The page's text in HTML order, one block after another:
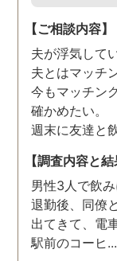
【ご相談内容】
夫が浮気して
夫とはマッチ
今もマッチン
確かめたい。
週末に友達と
【調査内容と結
男性3人で飲
退勤後、同僚
出てきて、電
駅前のコーヒ...